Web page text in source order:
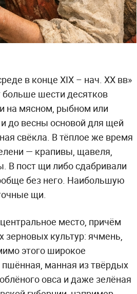
в конце XIX – нач. XX вв»
больше шести десятков
на мясном, рыбном или
до весны основой для щей
свёкла. В тёплое же время
— крапивы, щавеля,
В пост щи либо сдабривали
без него. Наибольшую
щи.
место, причём
зерновых культур: ячмень,
этого широкое
манная из твёрдых
овса и даже зелёная